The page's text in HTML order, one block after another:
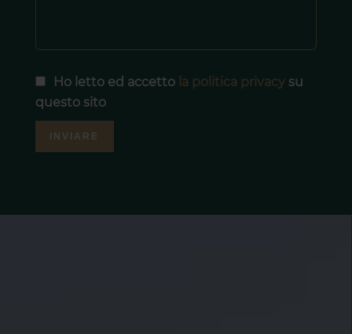
Ho letto ed accetto la politica privacysu
questo sito
INVIARE